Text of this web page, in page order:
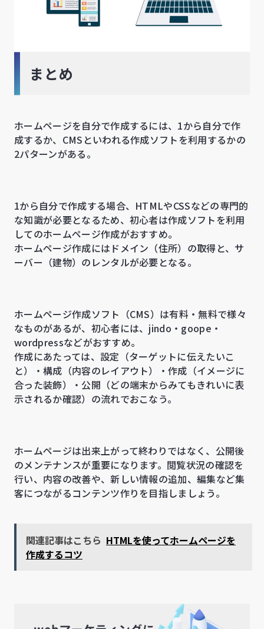
まとめ
ホームページを自分で作成するには、1から自分で作
成するか、CMSといわれる作成ソフトを利用するかの
2パターンがある。
1から自分で作成する場合、HTMLやCSSなどの専門的
な知識が必要となるため、初心者は作成ソフトを利用
してのホームページ作成がおすすめ。
ホームページ作成にはドメイン（住所）の取得と、サ
ーバー（建物）のレンタルが必要となる。
ホームページ作成ソフト（CMS）は有料・無料で様々
なものがあるが、初心者には、jindo・goope・
wordpressなどがおすすめ。
作成にあたっては、設定（ターゲットに伝えたいこ
と）・構成（内容のレイアウト）・作成（イメージに
合った装飾）・公開（どの端末からみてもきれいに表
示されるか確認）の流れでおこなう。
ホームページは出来上がって終わりではなく、公開後
のメンテナンスが重要になります。閲覧状況の確認を
行い、内容の改善や、新しい情報の追加、編集など集
客につながるコンテンツ作りを目指しましょう。
関連記事はこちら HTMLを使ってホームページを
作成するコツ